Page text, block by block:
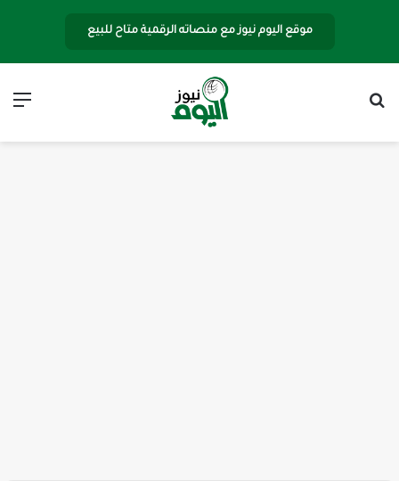
موقع اليوم نيوز مع منصاته الرقمية متاح للبيع